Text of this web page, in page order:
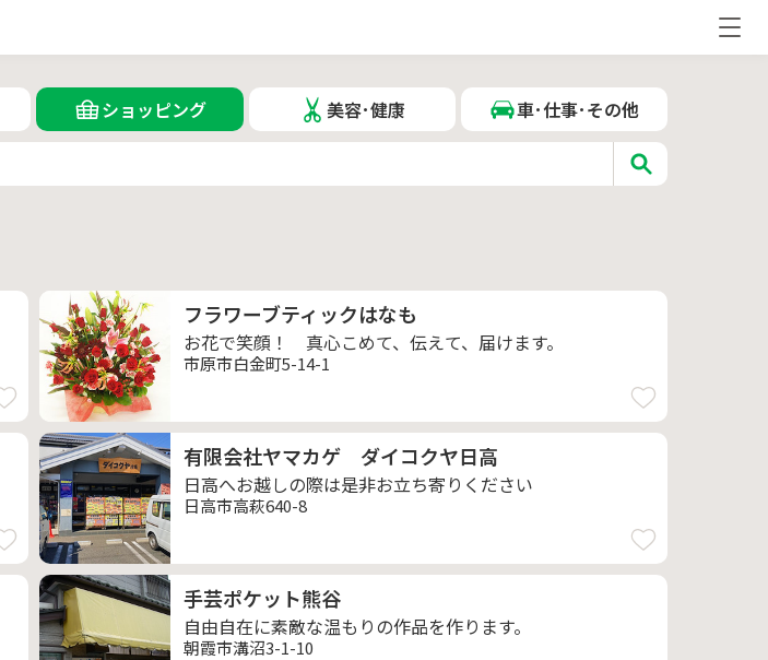
ショッピング 美容･健康 車･仕事･その他
フラワーブティックはなも
お花で笑顔！ 真心こめて、伝えて、届けます。
市原市白金町5-14-1
有限会社ヤマカゲ ダイコクヤ日高
日高へお越しの際は是非お立ち寄りください
日高市高萩640-8
手芸ポケット熊谷
自由自在に素敵な温もりの作品を作ります。
朝霞市溝沼3-1-10